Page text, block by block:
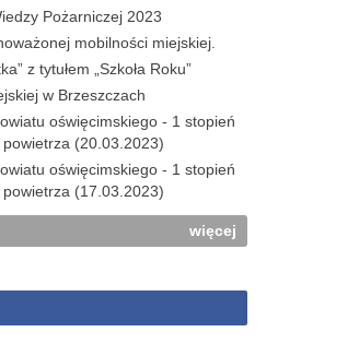
Pożarniczej 2023
mobilności miejskiej.
z tytułem „Szkoła Roku”
w Brzeszczach
oświęcimskiego - 1 stopień
(20.03.2023)
oświęcimskiego - 1 stopień
(17.03.2023)
więcej